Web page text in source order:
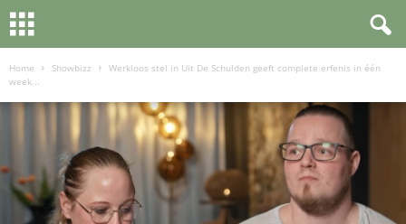
Home Showbizz
Werkloos stel in Uit De Schulden geeft complete erfenis in één
week...